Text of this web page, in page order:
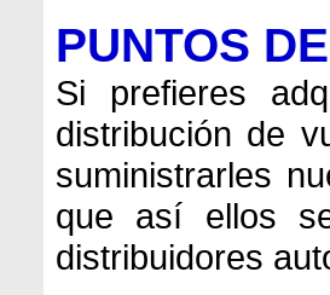
PUNTOS
Si prefieres
distribución de
suministrarles
que así ellos
distribuidores